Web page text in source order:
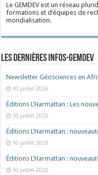
Le GEMDEV est un réseau
formations et d’équipes de
mondialisation.
Les dernières Infos-Gemdev
Newsletter Géosciences en
10 juillet 2026
Éditions L’Harmattan : Les
10 juillet 2026
Éditions L’Harmattan :
10 juillet 2026
Éditions L’Harmattan :
10 juillet 2026